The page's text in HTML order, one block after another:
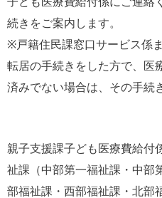
続きをご案内します。
※戸籍住民課窓口サービス係
転居の手続きをした方で、医
済みでない場合は、その手続
親子支援課子ども医療費給付
祉課（中部第一福祉課・中部
部福祉課・西部福祉課・北部